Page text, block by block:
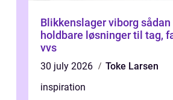
Blikkenslager viborg sådan får du
holdbare løsninger til tag,
vvs
30 july 2026
Toke Larsen
inspiration